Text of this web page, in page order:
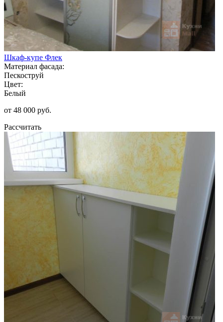
Шкаф-купе Флек
Материал фасада:
Пескоструй
Цвет:
Белый
от 48 000 руб.
Рассчитать